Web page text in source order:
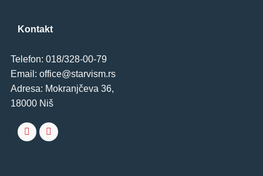
Kontakt
Telefon: 018/328-00-79
Email: office@starvism.rs
Adresa: Mokranjčeva 36,
18000 Niš